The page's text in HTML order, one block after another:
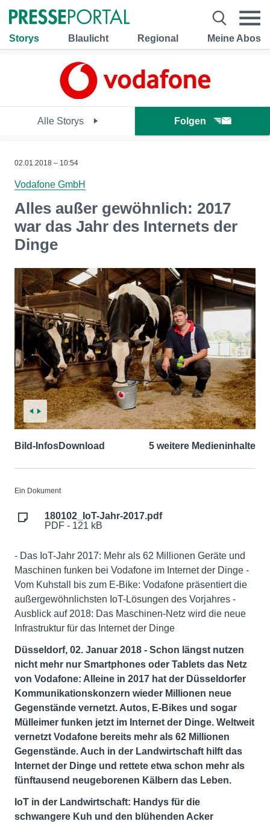
Storys Blaulicht Regional Meine Abos
Alle Storys Folgen
02.01.2018 – 10:54
Vodafone GmbH
Alles außer gewöhnlich: 2017
war das Jahr des Internets der
Dinge
Bild-InfosDownload 5 weitere Medieninhalte
Ein Dokument
180102_IoT-Jahr-2017.pdf
PDF - 121 kB
- Das IoT-Jahr 2017: Mehr als 62 Millionen Geräte und
Maschinen funken bei Vodafone im Internet der Dinge -
Vom Kuhstall bis zum E-Bike: Vodafone präsentiert die
außergewöhnlichsten IoT-Lösungen des Vorjahres -
Ausblick auf 2018: Das Maschinen-Netz wird die neue
Infrastruktur für das Internet der Dinge
Düsseldorf, 02. Januar 2018 - Schon längst nutzen
nicht mehr nur Smartphones oder Tablets das Netz
von Vodafone: Alleine in 2017 hat der Düsseldorfer
Kommunikationskonzern wieder Millionen neue
Gegenstände vernetzt. Autos, E-Bikes und sogar
Mülleimer funken jetzt im Internet der Dinge. Weltweit
vernetzt Vodafone bereits mehr als 62 Millionen
Gegenstände. Auch in der Landwirtschaft hilft das
Internet der Dinge und rettete etwa schon mehr als
fünftausend neugeborenen Kälbern das Leben.
IoT in der Landwirtschaft: Handys für die
schwangere Kuh und den blühenden Acker